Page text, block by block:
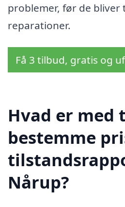
problemer, før de bliver
reparationer.
Få 3 tilbud, gratis og
Hvad er med
bestemme
Nårup?